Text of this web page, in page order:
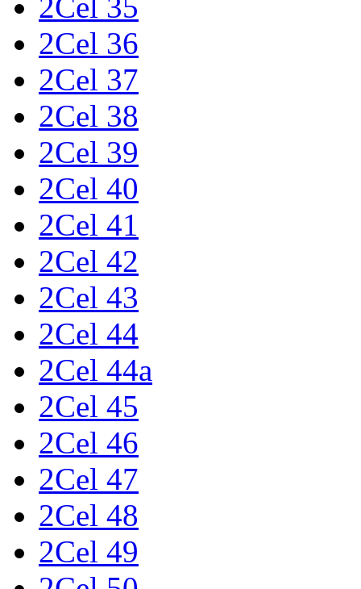
2Cel 36
2Cel 37
2Cel 38
2Cel 39
2Cel 40
2Cel 41
2Cel 42
2Cel 43
2Cel 44
2Cel 44a
2Cel 45
2Cel 46
2Cel 47
2Cel 48
2Cel 49